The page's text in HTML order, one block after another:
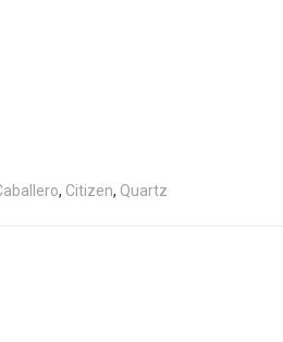
, Citizen, Quartz